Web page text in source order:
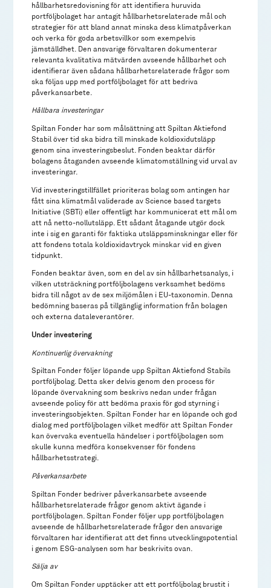
hållbarhetsredovisning för att identifiera huruvida
portföljbolaget har antagit hållbarhetsrelaterade mål och
strategier för att bland annat minska dess klimatpåverkan
och verka för goda arbetsvillkor som exempelvis
jämställdhet. Den ansvarige förvaltaren dokumenterar
relevanta kvalitativa mätvärden avseende hållbarhet och
identifierar även sådana hållbarhetsrelaterade frågor som
ska följas upp med portföljbolaget för att bedriva
påverkansarbete.
Hållbara investeringar
Spiltan Fonder har som målsättning att Spiltan Aktiefond
Stabil över tid ska bidra till minskade koldioxidutsläpp
genom sina investeringsbeslut. Fonden beaktar därför
bolagens åtaganden avseende klimatomställning vid urval av
investeringar.
Vid investeringstillfället prioriteras bolag som antingen har
fått sina klimatmål validerade av Science based targets
Initiative (SBTi) eller offentligt har kommunicerat ett mål om
att nå netto-nollutsläpp. Ett sådant åtagande utgör dock
inte i sig en garanti för faktiska utsläppsminskningar eller för
att fondens totala koldioxidavtryck minskar vid en given
tidpunkt.
Fonden beaktar även, som en del av sin hållbarhetsanalys, i
vilken utsträckning portföljbolagens verksamhet bedöms
bidra till något av de sex miljömålen i EU-taxonomin. Denna
bedömning baseras på tillgänglig information från bolagen
och externa dataleverantörer.
Under investering
Kontinuerlig övervakning
Spiltan Fonder följer löpande upp Spiltan Aktiefond Stabils
portföljbolag. Detta sker delvis genom den process för
löpande övervakning som beskrivs nedan under frågan
avseende policy för att bedöma praxis för god styrning i
investeringsobjekten. Spiltan Fonder har en löpande och god
dialog med portföljbolagen vilket medför att Spiltan Fonder
kan övervaka eventuella händelser i portföljbolagen som
skulle kunna medföra konsekvenser för fondens
hållbarhetsstrategi.
Påverkansarbete
Spiltan Fonder bedriver påverkansarbete avseende
hållbarhetsrelaterade frågor genom aktivt ägande i
portföljbolagen. Spiltan Fonder följer upp portföljbolagen
avseende de hållbarhetsrelaterade frågor den ansvarige
förvaltaren har identifierat att det finns utvecklingspotential
i genom ESG-analysen som har beskrivits ovan.
Sälja av
Om Spiltan Fonder upptäcker att ett portföljbolag brustit i